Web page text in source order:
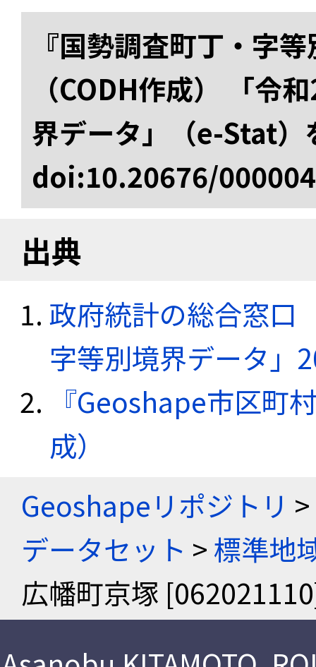
『国勢調査町丁・字
（CODH作成） 「令
界データ」（e-Stat）
doi:10.20676/
出典
政府統計の総合窓口
字等別境界データ」
『Geoshape市区町
成）
Geoshapeリポジトリ >
データセット >標準地
広幡町京塚